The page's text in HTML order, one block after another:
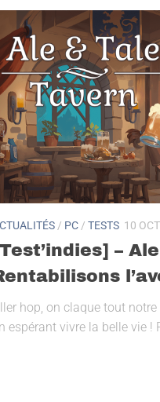
/ PC / TESTS 10
–
hop, on claque tout
espérant vivre la belle vie !